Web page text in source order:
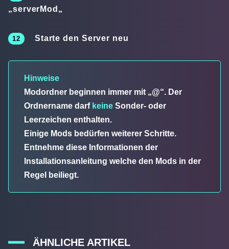
„serverMod „
Starte den Server neu
Hinweise
Modordner beginnen immer mit „@“. Der
Ordnername darf keine Sonder- oder
Leerzeichen enthalten.
Einige Mods bedürfen weiterer Schritte.
Entnehme diese Informationen der
Installationsanleitung welche den Mods in der
Regel beiliegt.
ÄHNLICHE ARTIKEL